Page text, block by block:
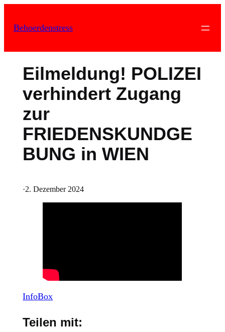
Inhalt
Behoerdenstress
Eilmeldung! POLIZEI
verhindert Zugang
zur
FRIEDENSKUNDGE
BUNG in WIEN
·2. Dezember 2024
InfoBox
Teilen mit: